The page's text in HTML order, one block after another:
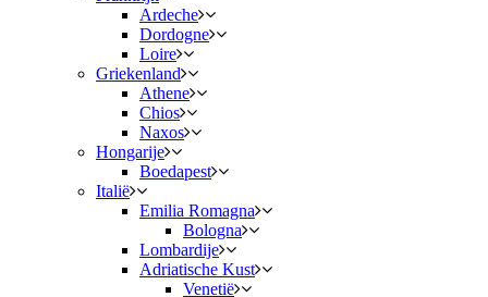
Ardeche
Dordogne
Loire
Griekenland
Athene
Chios
Naxos
Hongarije
Boedapest
Italië
Emilia Romagna
Bologna
Lombardije
Adriatische Kust
Venetië